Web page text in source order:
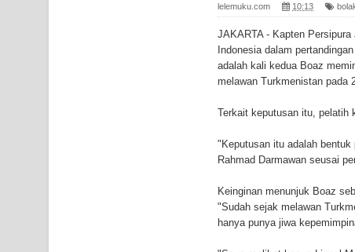
Polres Jayapura Terima Laporan Hilangnya
Marthen Medlama Sebut Pemprov Papua Siapkan
Indonesia Turns Remote Papua Frontier into
Mentan Tinjau Program Cetak Sawah dan
lelemuku.com 10:13
JAKARTA - Kapten
Indonesia dalam
adalah kali kedua Boaz
melawan Turkmenistan pada
Terkait keputusan itu, pelatih
"Keputusan itu adalah
Rahmad Darmawan seusai
Keinginan menunjuk Boaz
"Sudah sejak melawan
hanya punya jiwa